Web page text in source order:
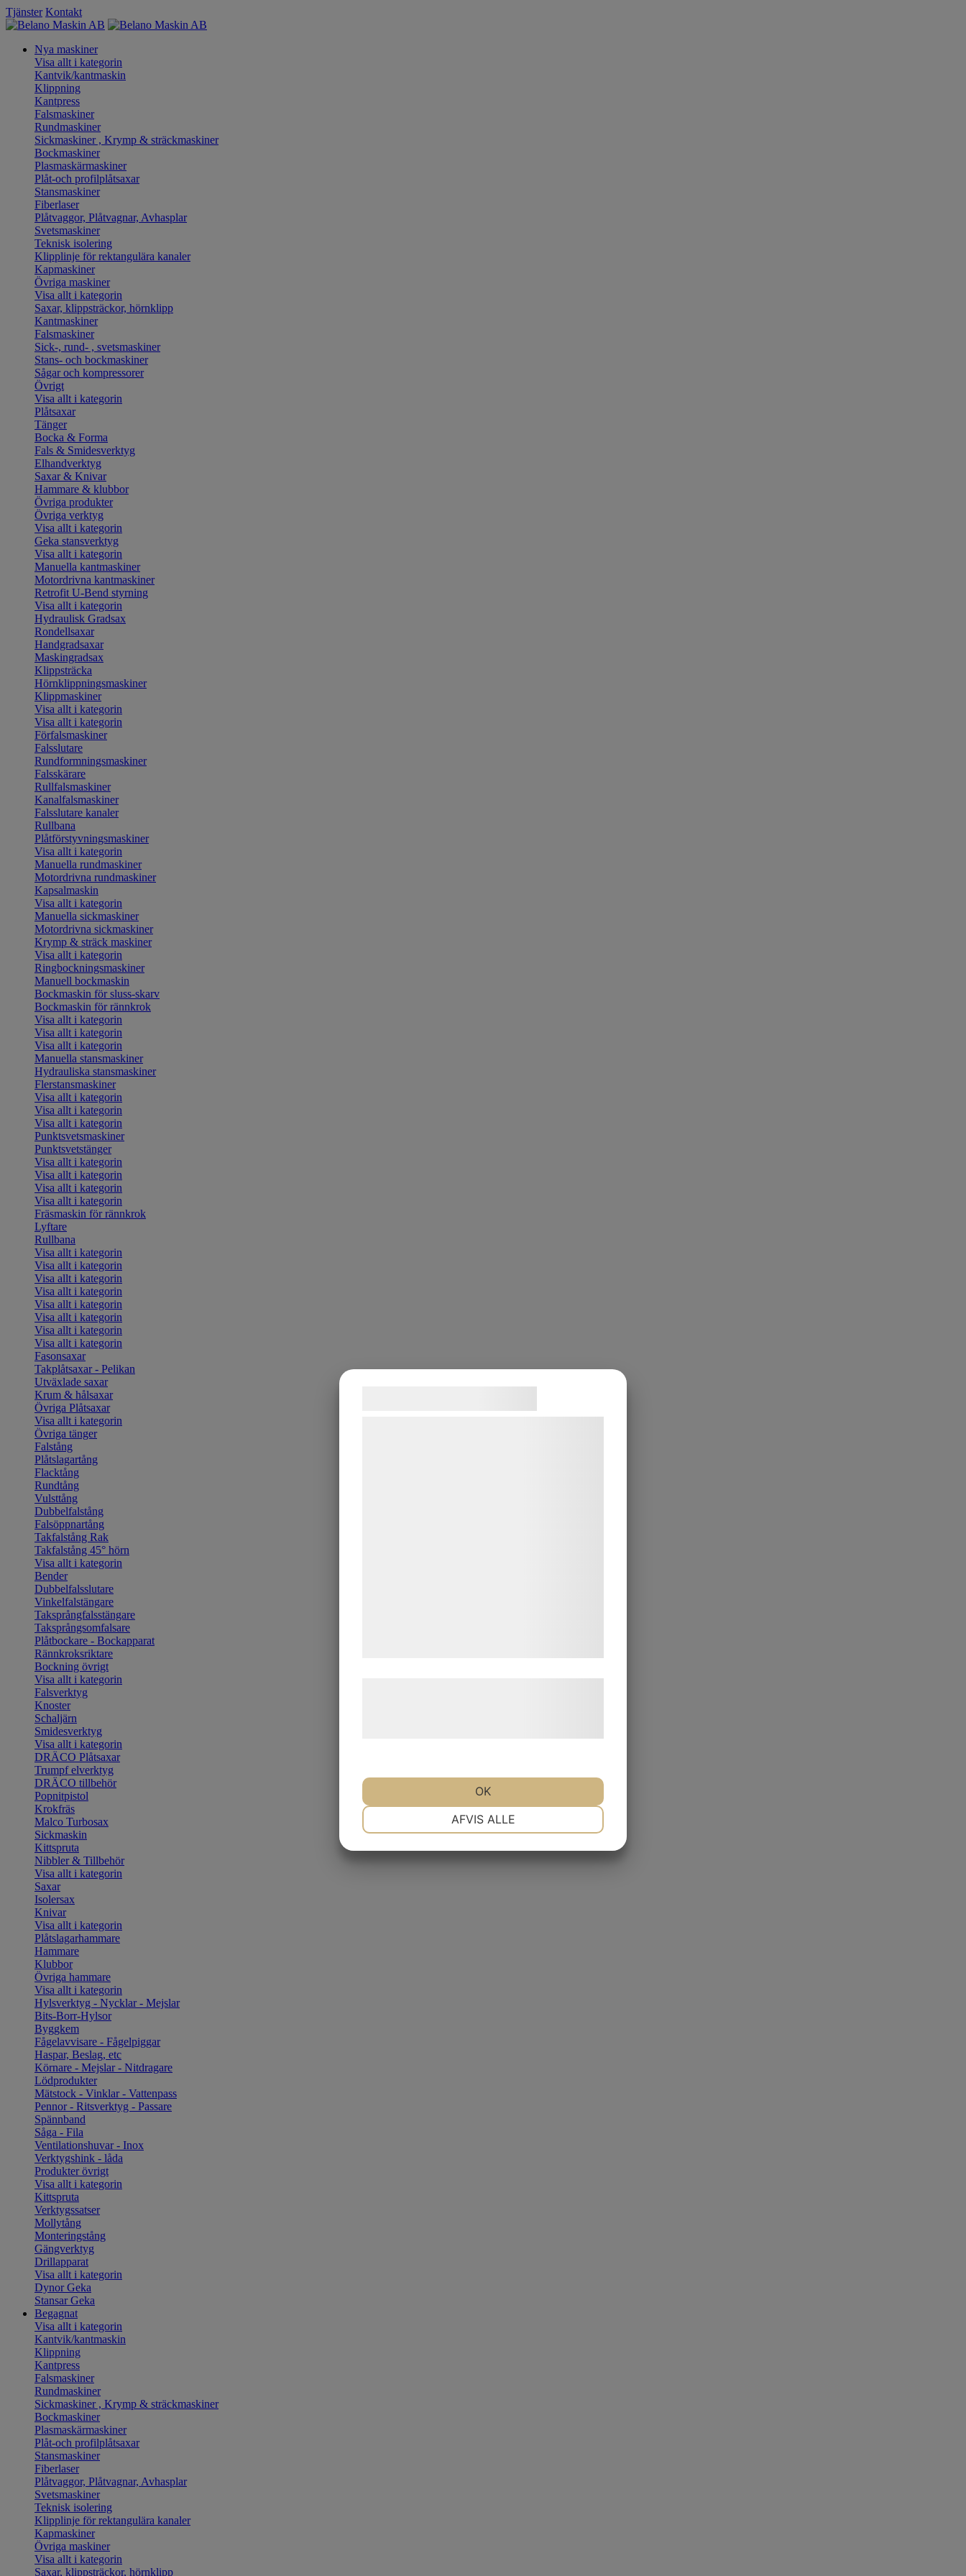
Tjänster Kontakt
Nya maskiner
Visa allt i kategorin
Kantvik/kantmaskin
Klippning
Kantpress
Falsmaskiner
Rundmaskiner
Sickmaskiner , Krymp & sträckmaskiner
Bockmaskiner
Plasmaskärmaskiner
Plåt-och profilplåtsaxar
Stansmaskiner
Fiberlaser
Plåtvaggor, Plåtvagnar, Avhasplar
Svetsmaskiner
Teknisk isolering
Klipplinje för rektangulära kanaler
Kapmaskiner
Övriga maskiner
Visa allt i kategorin
Saxar, klippsträckor, hörnklipp
Kantmaskiner
Falsmaskiner
Sick-, rund- , svetsmaskiner
Stans- och bockmaskiner
Sågar och kompressorer
Övrigt
Visa allt i kategorin
Plåtsaxar
Tänger
Bocka & Forma
Fals & Smidesverktyg
Elhandverktyg
Saxar & Knivar
Hammare & klubbor
Övriga produkter
Övriga verktyg
Visa allt i kategorin
Geka stansverktyg
Visa allt i kategorin
Manuella kantmaskiner
Motordrivna kantmaskiner
Retrofit U-Bend styrning
Visa allt i kategorin
Hydraulisk Gradsax
Rondellsaxar
Handgradsaxar
Maskingradsax
Klippsträcka
Hörnklippningsmaskiner
Klippmaskiner
Visa allt i kategorin
Visa allt i kategorin
Förfalsmaskiner
Falsslutare
Rundformningsmaskiner
Falsskärare
Rullfalsmaskiner
Kanalfalsmaskiner
Falsslutare kanaler
Rullbana
Plåtförstyvningsmaskiner
Visa allt i kategorin
Manuella rundmaskiner
Motordrivna rundmaskiner
Kapsalmaskin
Visa allt i kategorin
Manuella sickmaskiner
Motordrivna sickmaskiner
Krymp & sträck maskiner
Visa allt i kategorin
Ringbockningsmaskiner
Manuell bockmaskin
Bockmaskin för sluss-skarv
Bockmaskin för rännkrok
Visa allt i kategorin
Visa allt i kategorin
Visa allt i kategorin
Manuella stansmaskiner
Hydrauliska stansmaskiner
Flerstansmaskiner
Visa allt i kategorin
Visa allt i kategorin
Visa allt i kategorin
Punktsvetsmaskiner
Punktsvetstänger
Visa allt i kategorin
Visa allt i kategorin
Visa allt i kategorin
Visa allt i kategorin
Fräsmaskin för rännkrok
Lyftare
Rullbana
Visa allt i kategorin
Visa allt i kategorin
Visa allt i kategorin
Visa allt i kategorin
Visa allt i kategorin
Visa allt i kategorin
Visa allt i kategorin
Visa allt i kategorin
Fasonsaxar
Takplåtsaxar - Pelikan
Utväxlade saxar
Krum & hålsaxar
Övriga Plåtsaxar
Visa allt i kategorin
Övriga tänger
Falstång
Plåtslagartång
Flacktång
Rundtång
Vulsttång
Dubbelfalstång
Falsöppnartång
Takfalstång Rak
Takfalstång 45° hörn
Visa allt i kategorin
Bender
Dubbelfalsslutare
Vinkelfalstängare
Taksprångfalsstängare
Taksprångsomfalsare
Plåtbockare - Bockapparat
Rännkroksriktare
Bockning övrigt
Visa allt i kategorin
Falsverktyg
Knoster
Schaljärn
Smidesverktyg
Visa allt i kategorin
DRÄCO Plåtsaxar
Trumpf elverktyg
DRÄCO tillbehör
Popnitpistol
Krokfräs
Malco Turbosax
Sickmaskin
Kittspruta
Nibbler & Tillbehör
Visa allt i kategorin
Saxar
Isolersax
Knivar
Visa allt i kategorin
Plåtslagarhammare
Hammare
Klubbor
Övriga hammare
Visa allt i kategorin
Hylsverktyg - Nycklar - Mejslar
Bits-Borr-Hylsor
Byggkem
Fågelavvisare - Fågelpiggar
Haspar, Beslag, etc
Körnare - Mejslar - Nitdragare
Lödprodukter
Mätstock - Vinklar - Vattenpass
Pennor - Ritsverktyg - Passare
Spännband
Såga - Fila
Ventilationshuvar - Inox
Verktygshink - låda
Produkter övrigt
Visa allt i kategorin
Kittspruta
Verktygssatser
Mollytång
Monteringstång
Gängverktyg
Drillapparat
Visa allt i kategorin
Dynor Geka
Stansar Geka
Begagnat
Visa allt i kategorin
Kantvik/kantmaskin
Klippning
Kantpress
Falsmaskiner
Rundmaskiner
Sickmaskiner , Krymp & sträckmaskiner
Bockmaskiner
Plasmaskärmaskiner
Plåt-och profilplåtsaxar
Stansmaskiner
Fiberlaser
Plåtvaggor, Plåtvagnar, Avhasplar
Svetsmaskiner
Teknisk isolering
Klipplinje för rektangulära kanaler
Kapmaskiner
Övriga maskiner
Visa allt i kategorin
Saxar, klippsträckor, hörnklipp
AFVIS ALLE
OK